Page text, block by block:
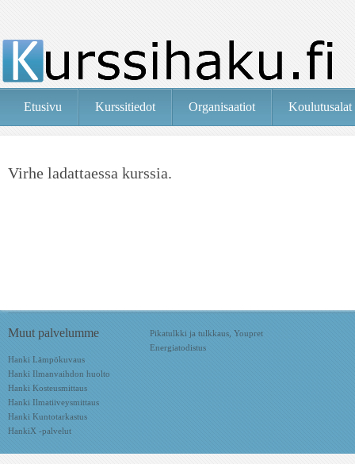
Etusivu Kurssitiedot Organisaatiot Koulutusalat
Virhe ladattaessa kurssia.
Muut palvelumme
Hanki Lämpökuvaus
Hanki Ilmanvaihdon huolto
Hanki Kosteusmittaus
Hanki Ilmatiiveysmittaus
Hanki Kuntotarkastus
HankiX -palvelut
Pikatulkki ja tulkkaus, Youpret
Energiatodistus